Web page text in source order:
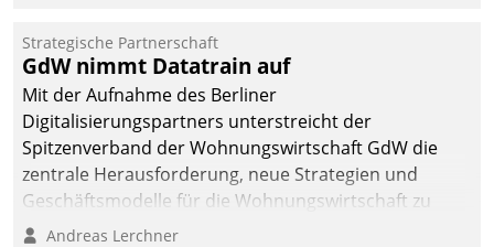
kommunale Wohnungsbauunternehmen daher
gemeinsam mit der Berliner Datatrain GmbH den
Teilprozess der Objektsanierung digitalisiert.
Strategische Partnerschaft
GdW nimmt Datatrain auf
Mit der Aufnahme des Berliner
Digitalisierungspartners unterstreicht der
Spitzenverband der Wohnungswirtschaft GdW die
zentrale Herausforderung, neue Strategien und
Geschäftsmodelle für die Wohnungswirtschaft zu
entwickeln.
Andreas Lerchner